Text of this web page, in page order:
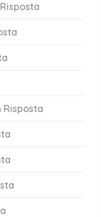
Risposta